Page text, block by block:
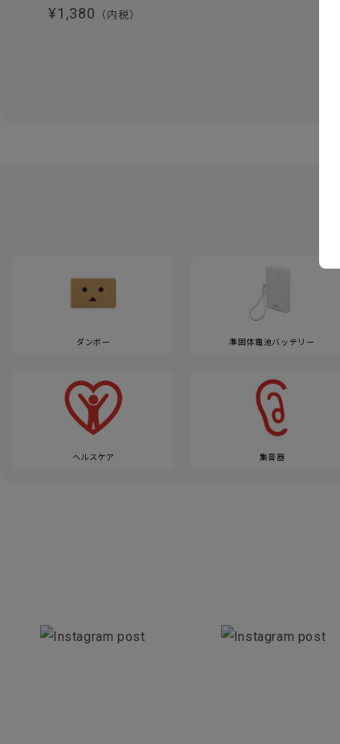
通常価格
¥1,380 （内税）
ダンボー 準固体電池バッテリー
ヘルスケア 集音器